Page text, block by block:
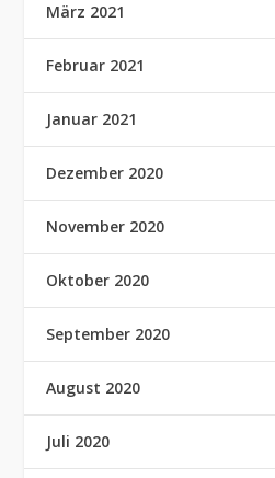
März 2021
Februar 2021
Januar 2021
Dezember 2020
November 2020
Oktober 2020
September 2020
August 2020
Juli 2020